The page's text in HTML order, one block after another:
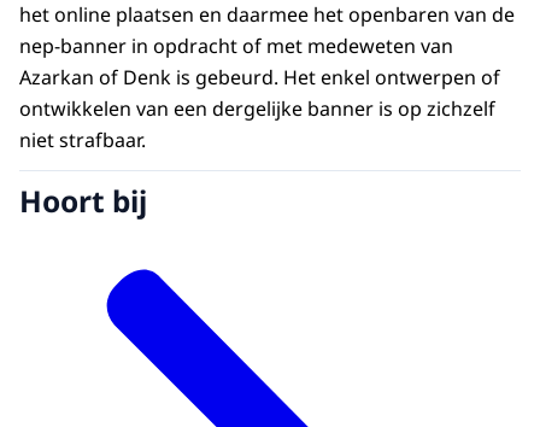
het online plaatsen en daarmee het openbaren van de
nep-banner in opdracht of met medeweten van
Azarkan of Denk is gebeurd. Het enkel ontwerpen of
ontwikkelen van een dergelijke banner is op zichzelf
niet strafbaar.
Hoort bij